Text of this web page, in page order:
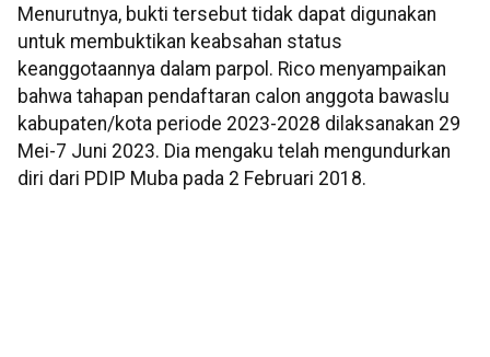
Menurutnya, bukti tersebut tidak dapat digunakan
untuk membuktikan keabsahan status
keanggotaannya dalam parpol. Rico menyampaikan
bahwa tahapan pendaftaran calon anggota bawaslu
kabupaten/kota periode 2023-2028 dilaksanakan 29
Mei-7 Juni 2023. Dia mengaku telah mengundurkan
diri dari PDIP Muba pada 2 Februari 2018.